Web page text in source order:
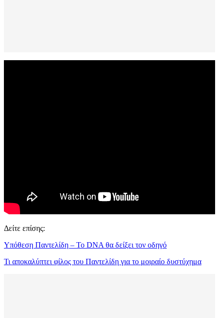
Δείτε επίσης:
Υπόθεση Παντελίδη – To DNA θα δείξει τον οδηγό
Τι αποκαλύπτει φίλος του Παντελίδη για το μοιραίο δυστύχημα